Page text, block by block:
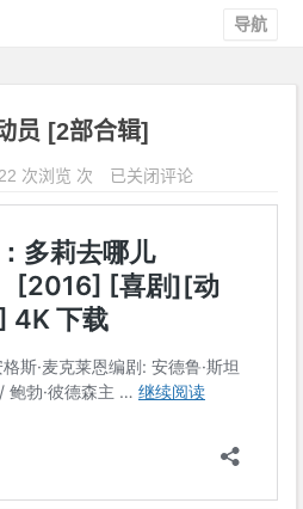
导航
员 [2部合辑]
次浏览 次
海
底
动
员
[2
合
已关闭评论